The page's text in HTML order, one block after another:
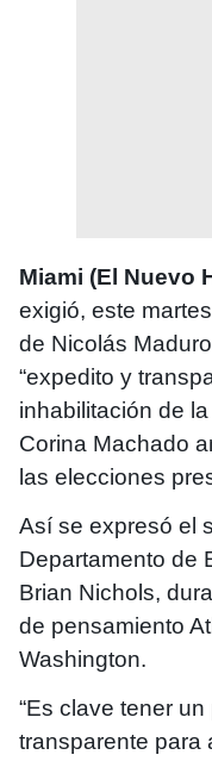
Miami (El Nuevo
exigió, este
de Nicolás
“expedito y
inhabilitación de
Corina Machado
las elecciones
Así se expresó el
Departamento de
Brian Nichols,
de pensamiento
Washington.
“Es clave tener
transparente para